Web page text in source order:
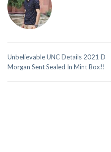
Unbelievable UNC Details 2021 D
Morgan Sent Sealed In Mint Box!!